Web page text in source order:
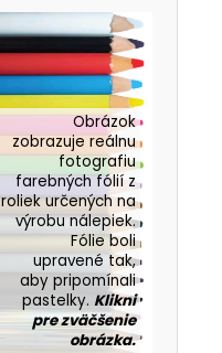
Obrázok
zobrazuje reálnu
fotografiu
farebných fólií z
roliek určených na
výrobu nálepiek.
Fólie boli
upravené tak,
aby pripomínali
pastelky. Klikni
pre zväčšenie
obrázka.